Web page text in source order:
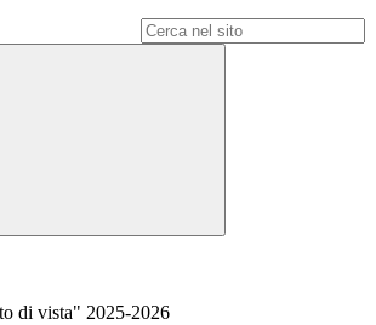
di vista" 2025-2026